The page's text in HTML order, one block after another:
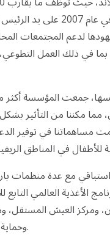
التي تأسست في عام 2007
لدعم المجتمعات
في ذلك العمل
جمعت المؤسسة
مما مكننا من التأثير
مساهماتنا في توفير
مع عدة منظمات
الأغذية العالمي
ومركز العيش المستقل،
وحماية الأطفال عبر الإنترنت.